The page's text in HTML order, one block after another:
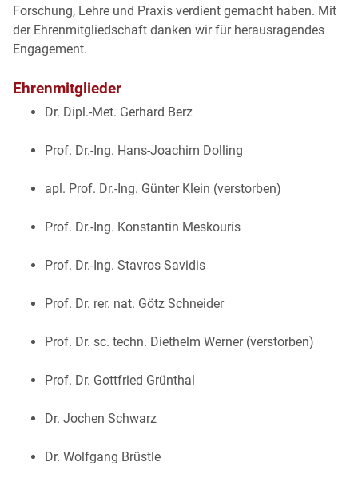
Forschung, Lehre und Praxis verdient gemacht haben. Mit
der Ehrenmitgliedschaft danken wir für herausragendes
Engagement.
Ehrenmitglieder
Dr. Dipl.-Met. Gerhard Berz
Prof. Dr.-Ing. Hans-Joachim Dolling
apl. Prof. Dr.-Ing. Günter Klein (verstorben)
Prof. Dr.-Ing. Konstantin Meskouris
Prof. Dr.-Ing. Stavros Savidis
Prof. Dr. rer. nat. Götz Schneider
Prof. Dr. sc. techn. Diethelm Werner (verstorben)
Prof. Dr. Gottfried Grünthal
Dr. Jochen Schwarz
Dr. Wolfgang Brüstle